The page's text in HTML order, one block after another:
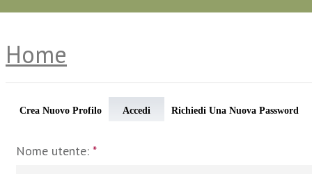
Home
Crea Nuovo Profilo Accedi Richiedi Una Nuova Password
Nome utente: *